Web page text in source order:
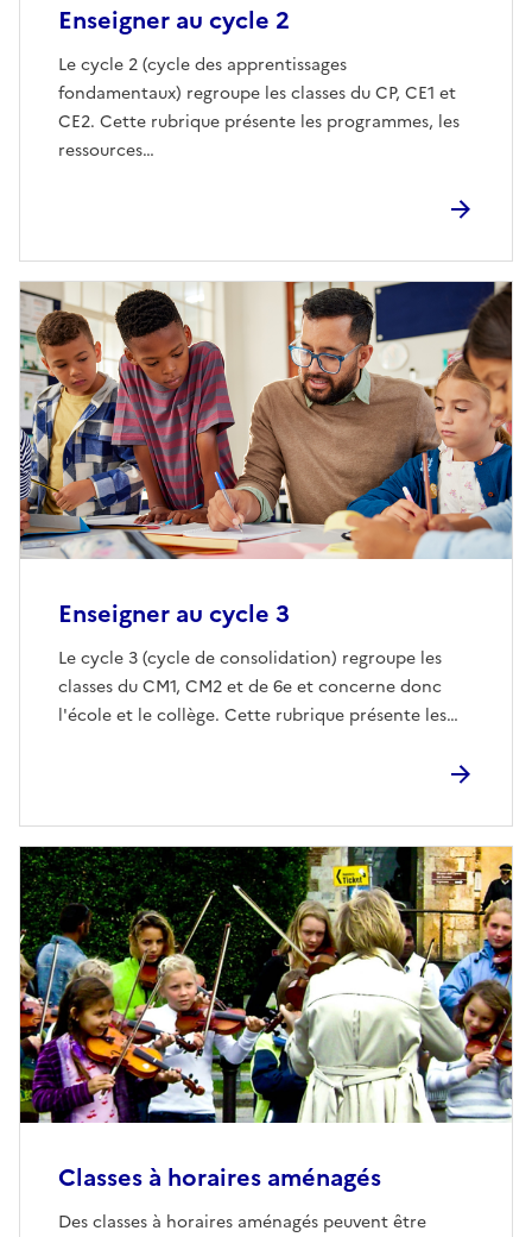
Enseigner au cycle 2
Le cycle 2 (cycle des apprentissages
fondamentaux) regroupe les classes du CP, CE1 et
CE2. Cette rubrique présente les programmes, les
ressources…
Enseigner au cycle 3
Le cycle 3 (cycle de consolidation) regroupe les
classes du CM1, CM2 et de 6e et concerne donc
l'école et le collège. Cette rubrique présente les…
Classes à horaires aménagés
Des classes à horaires aménagés peuvent être